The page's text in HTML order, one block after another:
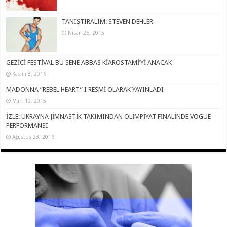
TANIŞTIRALIM: STEVEN DEHLER
Nisan 26, 2015
GEZİCİ FESTİVAL BU SENE ABBAS KİAROSTAMİ’Yİ ANACAK
Kasım 8, 2016
MADONNA ”REBEL HEART” I RESMİ OLARAK YAYINLADI
Mart 10, 2015
İZLE: UKRAYNA JİMNASTİK TAKIMINDAN OLİMPİYAT FİNALİNDE VOGUE
PERFORMANSI
Ağustos 23, 2016